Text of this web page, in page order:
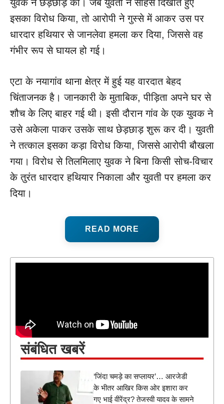
युवक ने छेड़छाड़ की। जब युवती ने साहस दिखाते हुए
इसका विरोध किया, तो आरोपी ने गुस्से में आकर उस पर
धारदार हथियार से जानलेवा हमला कर दिया, जिससे वह
गंभीर रूप से घायल हो गई।
एटा के नयागांव थाना क्षेत्र में हुई यह वारदात बेहद
चिंताजनक है। जानकारी के मुताबिक, पीड़िता अपने घर से
शौच के लिए बाहर गई थी। इसी दौरान गांव के एक युवक ने
उसे अकेला पाकर उसके साथ छेड़छाड़ शुरू कर दी। युवती
ने तत्काल इसका कड़ा विरोध किया, जिससे आरोपी बौखला
गया। विरोध से तिलमिलाए युवक ने बिना किसी सोच-विचार
के तुरंत धारदार हथियार निकाला और युवती पर हमला कर
दिया।
READ MORE
संबंधित खबरें
‘जिंदा चमड़े का सप्लायर’… आरजेडी
के भीतर आखिर किस ओर इशारा कर
गए भाई वीरेंद्र? तेजस्वी यादव के सामने